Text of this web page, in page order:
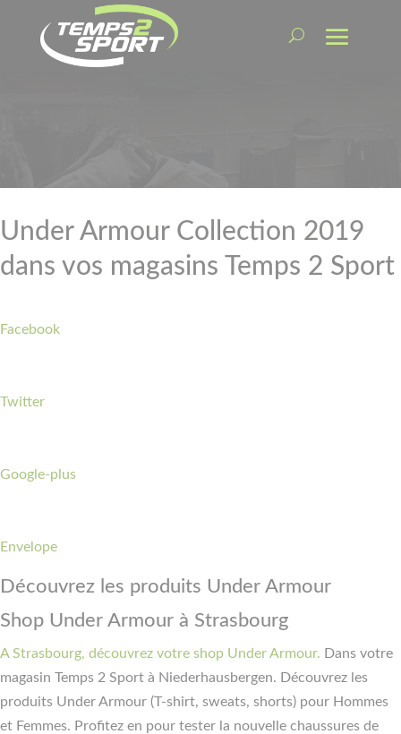
Under Armour Collection 2019
dans vos magasins Temps 2 Sport
Facebook
Twitter
Google-plus
Envelope
Découvrez les produits Under Armour
Shop Under Armour à Strasbourg
A Strasbourg, découvrez votre shop Under Armour. Dans votre
magasin Temps 2 Sport à Niederhausbergen. Découvrez les
produits Under Armour (T-shirt, sweats, shorts) pour Hommes
et Femmes. Profitez en pour tester la nouvelle chaussures de